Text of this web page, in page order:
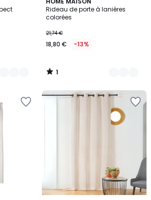
Rideau de porte à lanières
colorées
21,74 €
18,80 € -13%
/
5
2
Couleurs
1
/